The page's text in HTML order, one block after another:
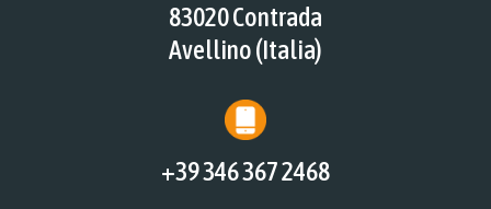
83020 Contrada
Avellino (Italia)
+39 346 367 2468